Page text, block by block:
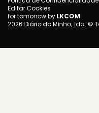
Editar Cookies
for tomorrow by LKCOM
2026 Diário do Minho, Lda. ©